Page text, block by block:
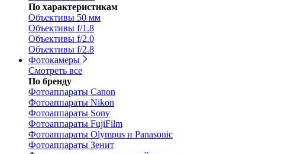
По характеристикам
Объективы 50 мм
Объективы f/1.8
Объективы f/2.0
Объективы f/2.8
Фотокамеры
Смотреть все
По бренду
Фотоаппараты Canon
Фотоаппараты Nikon
Фотоаппараты Sony
Фотоаппараты FujiFilm
Фотоаппараты Olympus и Panasonic
Фотоаппараты Зенит